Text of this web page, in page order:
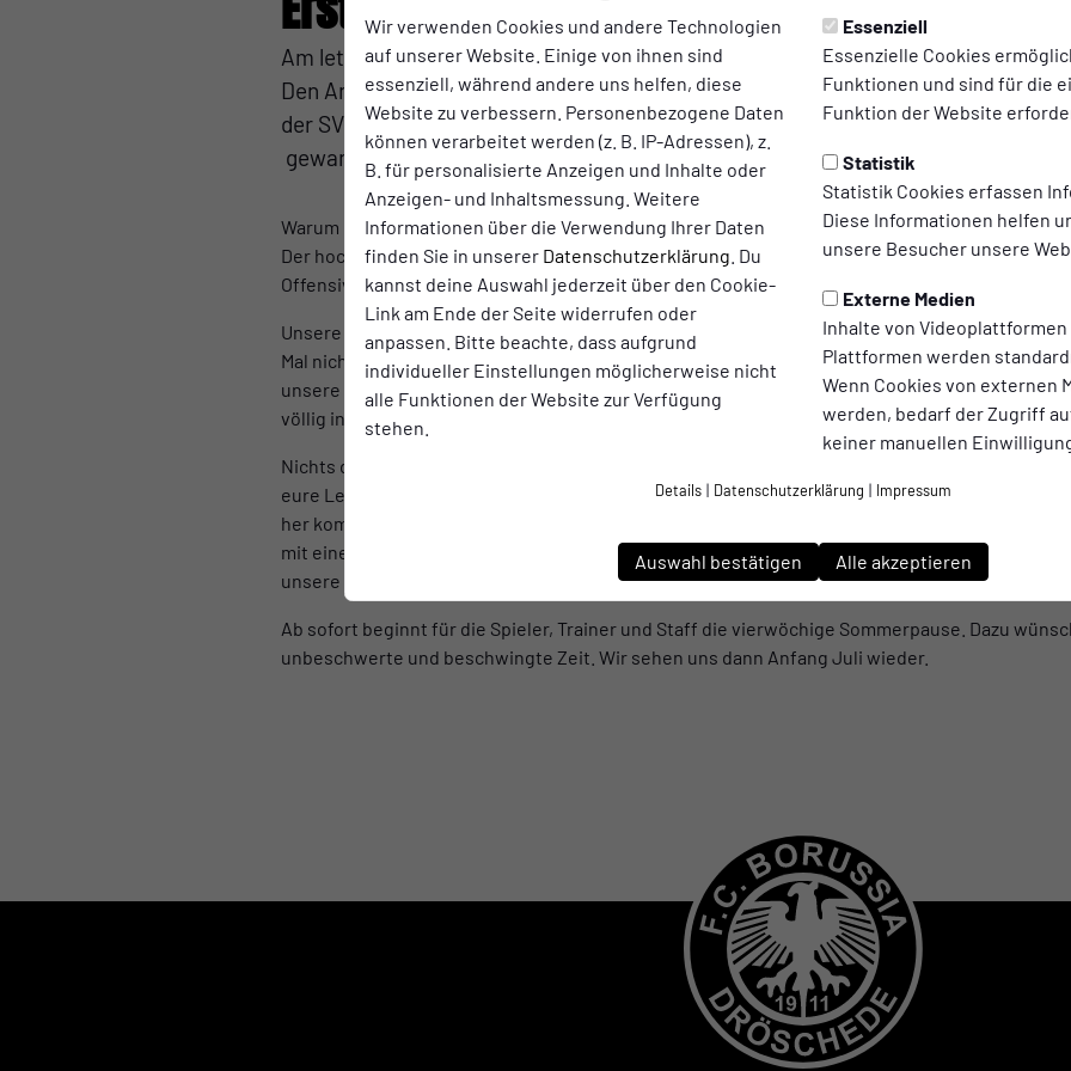
Wir verwenden Cookies und andere Technologien
auf unserer Website. Einige von ihnen sind
essenziell, während andere uns helfen, diese
Website zu verbessern. Personenbezogene Daten
können verarbeitet werden (z. B. IP-Adressen), z.
B. für personalisierte Anzeigen und Inhalte oder
Anzeigen- und Inhaltsmessung. Weitere
Informationen über die Verwendung Ihrer Daten
finden Sie in unserer Datenschutzerklärung . Du
kannst deine Auswahl jederzeit über den Cookie-
Link am Ende der Seite widerrufen oder
anpassen. Bitte beachte, dass aufgrund
individueller Einstellungen möglicherweise nicht
alle Funktionen der Website zur Verfügung
stehen.
Essenziell
Essenzielle Cookies
Funktionen und sind für die
Funktion der Website
Statistik
Statistik Cookies erfassen
Diese Informationen helfen
unsere Besucher unsere
Externe Medien
Inhalte von Videoplattformen
Plattformen werden
Wenn Cookies von externen
werden, bedarf der Zugriff
keiner manuellen
Details | Datenschutzerklärung | Impressum
Auswahl bestätigen Alle akzeptieren
Am letzten Spieltag der Saison unterlag unsere Mannschaft dem Nachbarn aus
Den Anschlusstreffer erzielte Nikolas Friedberg (86.). Am Ende mussten aber
der SV Germania Salchendorf die Vizemeisterschaft überlassen, da diese gegen
gewannen. Die Glückwünsche aus Dröschede gehen somit ins Siegerland.
Warum Hohenlimburg die Mannschaft der Stunde ist, konnten die rund 400 Zuschauer am
Der hochkarätige Kader setzte früh die Akzente und war die bessere Mannschaft. Vor allem
Offensivkräfte waren nur schwer zu stoppen.
Unsere Mannschaft war motiviert und einsatzfreudig. Aber die oftmals gezeigte Spielstärke
Mal nicht auf die Platte bringen. Leichte Abspielfehler, Ungenauigkeiten und langsame
unsere Mannschaft nie in ihren gewohnten Rhythmus kommen. Somit muss man fairerweise
völlig in Ordnung ging.
Nichts desto trotz haben unsere Jungs zum dritten Mal in Folge eine gute Spielzeit hingelegt.
eure Leistungen sehr zu schätzen. Rund um das ESO-Stadion sind die Leute nicht
her kommen. Und welche Mittel uns zur Verfügung stehen. Hier überfrachtet keiner unsere
mit einer überzogenen und unrealistischen Erwartungshaltung. Wir wissen genau, mit
unsere Trainer und Spieler Woche für Woche trainieren, um ihre Art Fußball zu spielen weiter
Ab sofort beginnt für die Spieler, Trainer und Staff die vierwöchige Sommerpause. Dazu
unbeschwerte und beschwingte Zeit. Wir sehen uns dann Anfang Juli wieder.